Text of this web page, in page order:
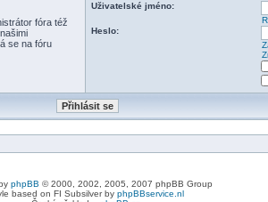
fóra též
se na fóru
Uživatelské jméno:
Heslo:
phpBB © 2000, 2002, 2005, 2007 phpBB Group
based on FI Subsilver by phpBBservice.nl